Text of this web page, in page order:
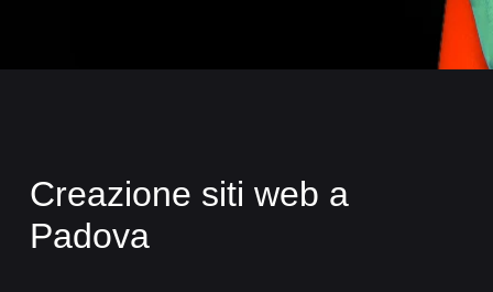
Creazione siti web a
Padova